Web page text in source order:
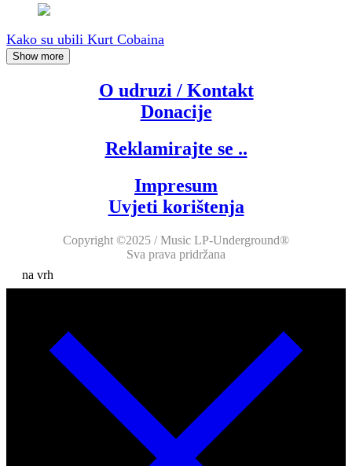
Kako su ubili Kurt Cobaina
Show more
O udruzi / Kontakt
Donacije
Reklamirajte se ..
Impresum
Uvjeti korištenja
Copyright ©2025 / Music LP-Underground®
Sva prava pridržana
na vrh